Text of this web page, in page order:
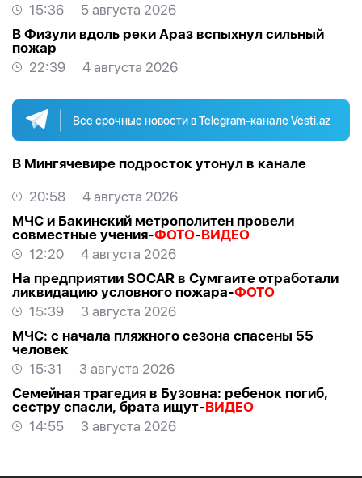
15:36
5 августа 2026
В Физули вдоль реки Араз вспыхнул сильный
пожар
22:39
4 августа 2026
Все срочные новости в Telegram-канале Vesti.az
В Мингячевире подросток утонул в канале
20:58
4 августа 2026
МЧС и Бакинский метрополитен провели
совместные учения-ФОТО-ВИДЕО
12:20
4 августа 2026
На предприятии SOCAR в Сумгаите отработали
ликвидацию условного пожара-ФОТО
15:39
3 августа 2026
МЧС: с начала пляжного сезона спасены 55
человек
15:31
3 августа 2026
Семейная трагедия в Бузовна: ребенок погиб,
сестру спасли, брата ищут-ВИДЕО
14:55
3 августа 2026